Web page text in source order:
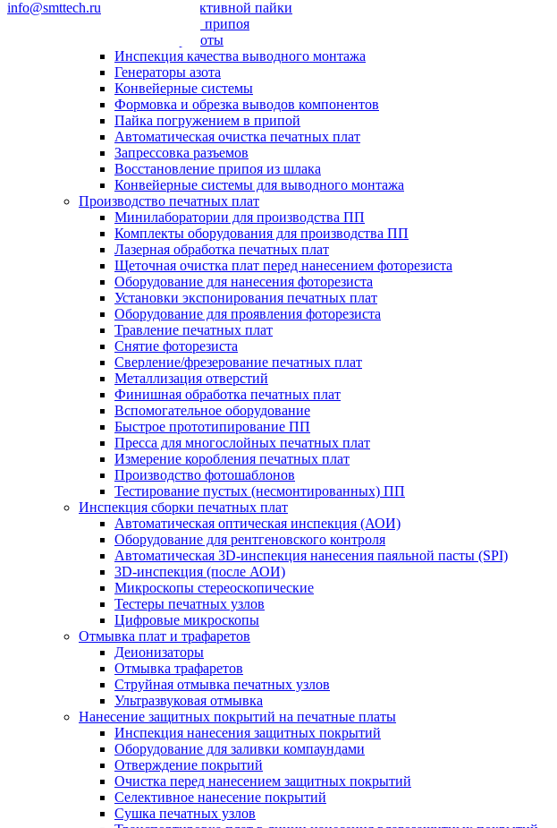
info@smttech.ru
Системы селективной пайки
Пайка волной припоя
Паяльные роботы
Инспекция качества выводного монтажа
Генераторы азота
Конвейерные системы
Формовка и обрезка выводов компонентов
Пайка погружением в припой
Автоматическая очистка печатных плат
Запрессовка разъемов
Восстановление припоя из шлака
Конвейерные системы для выводного монтажа
Производство печатных плат
Минилаборатории для производства ПП
Комплекты оборудования для производства ПП
Лазерная обработка печатных плат
Щеточная очистка плат перед нанесением фоторезиста
Оборудование для нанесения фоторезиста
Установки экспонирования печатных плат
Оборудование для проявления фоторезиста
Травление печатных плат
Снятие фоторезиста
Сверление/фрезерование печатных плат
Металлизация отверстий
Финишная обработка печатных плат
Вспомогательное оборудование
Быстрое прототипирование ПП
Пресса для многослойных печатных плат
Измерение коробления печатных плат
Производство фотошаблонов
Тестирование пустых (несмонтированных) ПП
Инспекция сборки печатных плат
Автоматическая оптическая инспекция (АОИ)
Оборудование для рентгеновского контроля
Автоматическая 3D-инспекция нанесения паяльной пасты (SPI)
3D-инспекция (после АОИ)
Микроскопы стереоскопические
Тестеры печатных узлов
Цифровые микроскопы
Отмывка плат и трафаретов
Деионизаторы
Отмывка трафаретов
Струйная отмывка печатных узлов
Ультразвуковая отмывка
Нанесение защитных покрытий на печатные платы
Инспекция нанесения защитных покрытий
Оборудование для заливки компаундами
Отверждение покрытий
Очистка перед нанесением защитных покрытий
Селективное нанесение покрытий
Сушка печатных узлов